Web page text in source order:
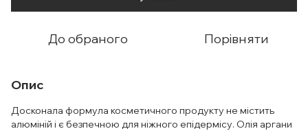
До обраного Порівняти
Опис
Досконала формула косметичного продукту не містить
алюміній і є безпечною для ніжного епідермісу. Олія аргани